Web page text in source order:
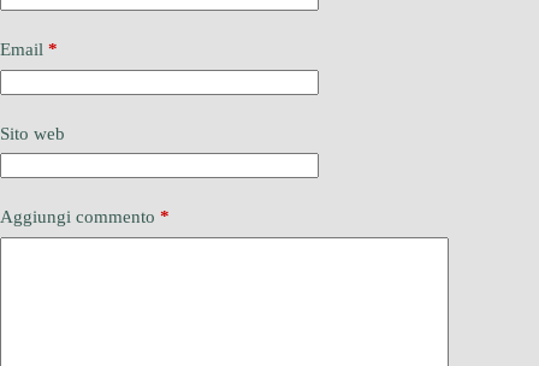
Email *
Sito web
Aggiungi commento *